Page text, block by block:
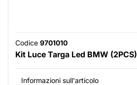
Codice 9701010
Kit Luce Targa Led BMW (2PCS)
Informazioni sull'articolo